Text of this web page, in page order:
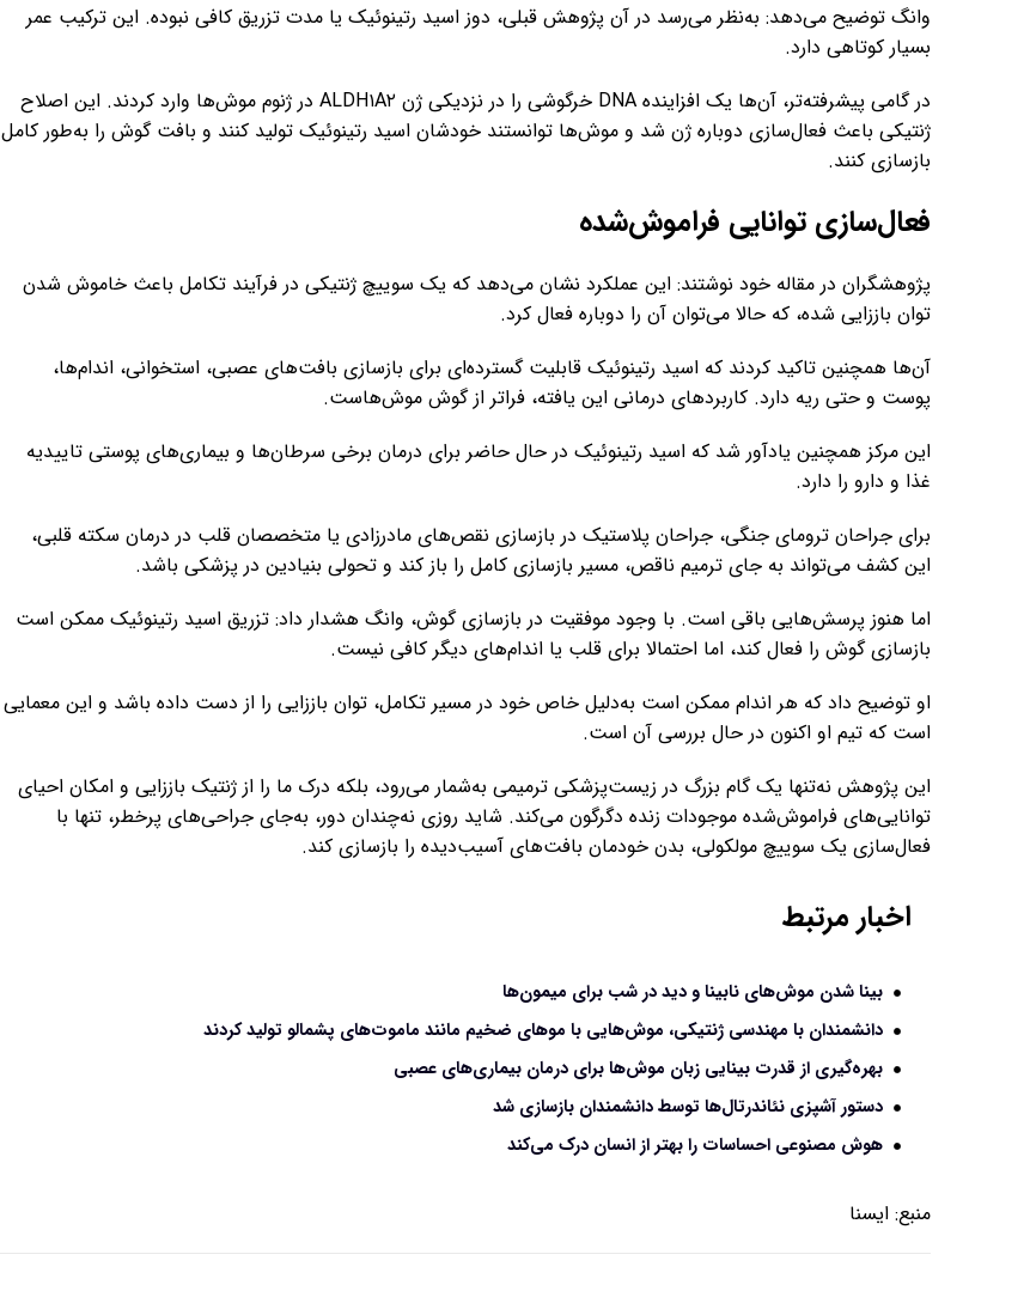
وانگ توضیح می‌دهد: به‌نظر می‌رسد در آن پژوهش قبلی، دوز اسید رتینوئیک یا مدت تزریق کافی نبوده. این ترکیب عمر
بسیار کوتاهی دارد.
در گامی پیشرفته‌تر، آن‌ها یک افزاینده‌ DNA خرگوشی را در نزدیکی ژن ALDH۱A۲ در ژنوم موش‌ها وارد کردند. این اصلاح
ژنتیکی باعث فعال‌سازی دوباره ژن شد و موش‌ها توانستند خودشان اسید رتینوئیک تولید کنند و بافت گوش را به‌طور کامل
بازسازی کنند.
فعال‌سازی توانایی فراموش‌شده
پژوهشگران در مقاله خود نوشتند: این عملکرد نشان می‌دهد که یک سوییچ ژنتیکی در فرآیند تکامل باعث خاموش شدن
توان باززایی شده، که حالا می‌توان آن را دوباره فعال کرد.
آن‌ها همچنین تاکید کردند که اسید رتینوئیک قابلیت گسترده‌ای برای بازسازی بافت‌های عصبی، استخوانی، اندام‌ها،
پوست و حتی ریه دارد. کاربردهای درمانی این یافته، فراتر از گوش موش‌هاست.
این مرکز همچنین یادآور شد که اسید رتینوئیک در حال حاضر برای درمان برخی سرطان‌ها و بیماری‌های پوستی تاییدیه
غذا و دارو را دارد.
برای جراحان ترومای جنگی، جراحان پلاستیک در بازسازی نقص‌های مادرزادی یا متخصصان قلب در درمان سکته قلبی،
این کشف می‌تواند به جای ترمیم ناقص، مسیر بازسازی کامل را باز کند و تحولی بنیادین در پزشکی باشد.
اما هنوز پرسش‌هایی باقی‌ است. با وجود موفقیت در بازسازی گوش، وانگ هشدار داد: تزریق اسید رتینوئیک ممکن است
بازسازی گوش را فعال کند، اما احتمالا برای قلب یا اندام‌های دیگر کافی نیست.
او توضیح داد که هر اندام ممکن است به‌دلیل خاص خود در مسیر تکامل، توان باززایی را از دست داده باشد و این معمایی
است که تیم او اکنون در حال بررسی آن است.
این پژوهش نه‌تنها یک گام بزرگ در زیست‌پزشکی ترمیمی به‌شمار می‌رود، بلکه درک ما را از ژنتیک باززایی و امکان احیای
توانایی‌های فراموش‌شده موجودات زنده دگرگون می‌کند. شاید روزی نه‌چندان دور، به‌جای جراحی‌های پرخطر، تنها با
فعال‌سازی یک سوییچ مولکولی، بدن خودمان بافت‌های آسیب‌دیده را بازسازی کند.
اخبار مرتبط
بینا شدن موش‌های نابینا و دید در شب برای میمون‌ها
دانشمندان با مهندسی ژنتیکی، موش‌هایی با موهای ضخیم مانند ماموت‌های پشمالو تولید کردند
بهره‌گیری از قدرت بینایی زبان موش‌ها برای درمان بیماری‌های عصبی
دستور آشپزی نئاندرتال‌ها توسط دانشمندان بازسازی شد
هوش مصنوعی احساسات را بهتر از انسان درک می‌کند
منبع: ايسنا